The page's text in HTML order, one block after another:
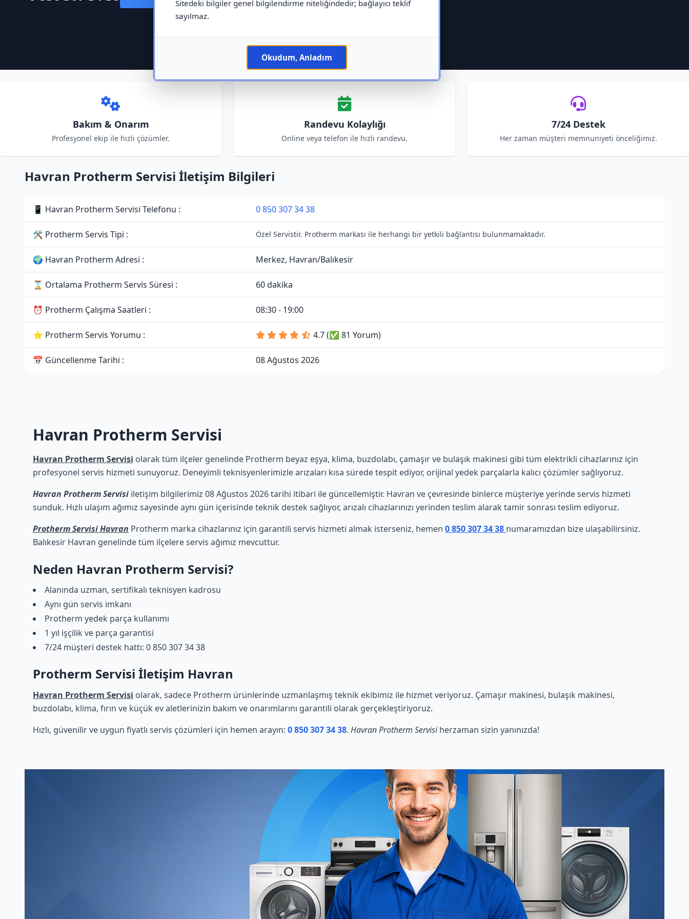
Sitedeki bilgiler genel bilgilendirme niteliğindedir; bağlayıcı teklif
sayılmaz.
Okudum, Anladım
Bakım & Onarım
Profesyonel ekip ile hızlı çözümler.
Randevu Kolaylığı
Online veya telefon ile hızlı randevu.
7/24 Destek
Her zaman müşteri memnuniyeti önceliğimiz.
Havran Protherm Servisi İletişim Bilgileri
📱 Havran Protherm Servisi Telefonu : 0 850 307 34 38
🛠 Protherm Servis Tipi : Özel Servistir. Protherm markası ile herhangi bir yetkili bağlantısı bulunmamaktadır.
🌍 Havran Protherm Adresi : Merkez, Havran/Balıkesir
⌛ Ortalama Protherm Servis Süresi : 60 dakika
⏰ Protherm Çalışma Saatleri : 08:30 - 19:00
⭐ Protherm Servis Yorumu : 4.7 (✅ 81 Yorum)
📅 Güncellenme Tarihi : 08 Ağustos 2026
Havran Protherm Servisi
Havran Protherm Servisi olarak tüm ilçeler genelinde Protherm beyaz eşya, klima, buzdolabı, çamaşır ve bulaşık makinesi gibi tüm elektrikli cihazlarınız için
profesyonel servis hizmeti sunuyoruz. Deneyimli teknisyenlerimizle arızaları kısa sürede tespit ediyor, orijinal yedek parçalarla kalıcı çözümler sağlıyoruz.
Havran Protherm Servisi iletişim bilgilerimiz 08 Ağustos 2026 tarihi itibari ile güncellemiştir. Havran ve çevresinde binlerce müşteriye yerinde servis hizmeti
sunduk. Hızlı ulaşım ağımız sayesinde aynı gün içerisinde teknik destek sağlıyor, arızalı cihazlarınızı yerinden teslim alarak tamir sonrası teslim ediyoruz.
Protherm Servisi Havran Protherm marka cihazlarınız için garantili servis hizmeti almak isterseniz, hemen 0 850 307 34 38 numaramızdan bize ulaşabilirsiniz.
Balıkesir Havran genelinde tüm ilçelere servis ağımız mevcuttur.
Neden Havran Protherm Servisi?
Alanında uzman, sertifikalı teknisyen kadrosu
Aynı gün servis imkanı
Protherm yedek parça kullanımı
1 yıl işçilik ve parça garantisi
7/24 müşteri destek hattı: 0 850 307 34 38
Protherm Servisi İletişim Havran
Havran Protherm Servisi olarak, sadece Protherm ürünlerinde uzmanlaşmış teknik ekibimiz ile hizmet veriyoruz. Çamaşır makinesi, bulaşık makinesi,
buzdolabı, klima, fırın ve küçük ev aletlerinizin bakım ve onarımlarını garantili olarak gerçekleştiriyoruz.
Hızlı, güvenilir ve uygun fiyatlı servis çözümleri için hemen arayın: 0 850 307 34 38. Havran Protherm Servisiherzaman sizin yanınızda!